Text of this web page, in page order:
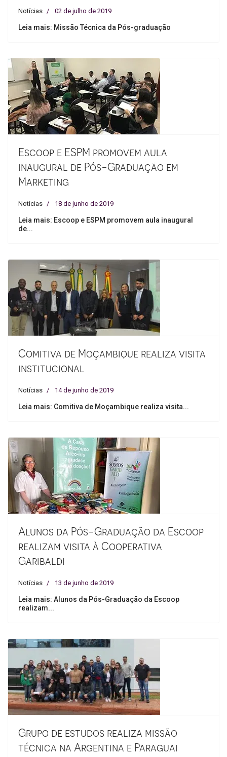
Notícias 02 de julho de 2019
Leia mais: Missão Técnica da Pós-graduação
Escoop e ESPM promovem aula
inaugural de Pós-Graduação em
Marketing
Notícias 18 de junho de 2019
Leia mais: Escoop e ESPM promovem aula inaugural
de...
Comitiva de Moçambique realiza visita
institucional
Notícias 14 de junho de 2019
Leia mais: Comitiva de Moçambique realiza visita...
Alunos da Pós-Graduação da Escoop
realizam visita à Cooperativa
Garibaldi
Notícias 13 de junho de 2019
Leia mais: Alunos da Pós-Graduação da Escoop
realizam...
Grupo de estudos realiza missão
técnica na Argentina e Paraguai